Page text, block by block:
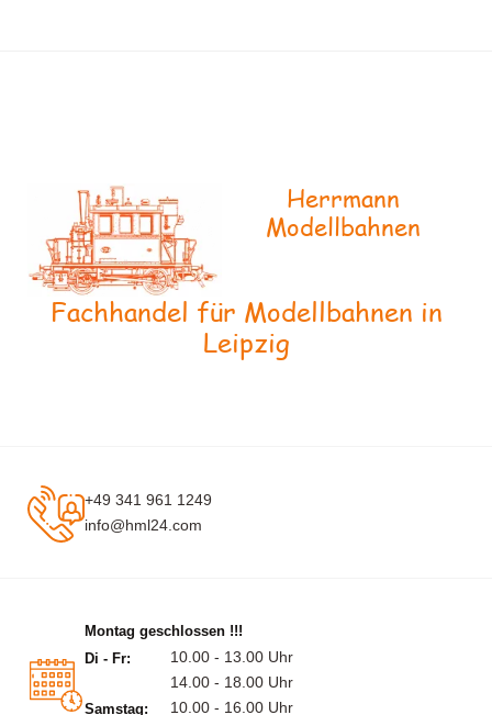
Herrmann
Modellbahnen
Fachhandel für Modellbahnen in
Leipzig
+49 341 961 1249
info@hml24.com
Montag geschlossen !!!
Di - Fr:
10.00 - 13.00 Uhr
14.00 - 18.00 Uhr
Samstag: 10.00 - 16.00 Uhr